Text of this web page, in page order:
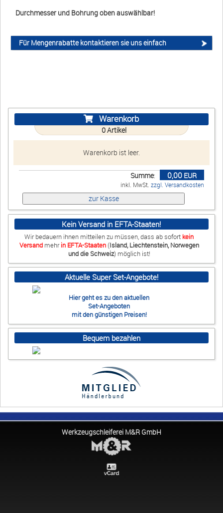
Durchmesser und Bohrung oben auswählbar!
Für Mengenrabatte kontaktieren sie uns einfach
Warenkorb
0Artikel
Warenkorb ist leer.
Summe: 0,00 EUR
inkl. MwSt.zzgl. Versandkosten
Kein Versand in EFTA-Staaten!
Wir bedauern ihnen mitteilen zu müssen, dass ab sofort kein
Versandmehrin EFTA-Staaten(Island, Liechtenstein, Norwegen
und die Schweiz) möglich ist!
Aktuelle Super Set-Angebote!
Hier geht es zu den aktuellen
Set-Angeboten
mit den günstigen Preisen!
Bequem bezahlen
Werkzeugschleiferei M&R GmbH